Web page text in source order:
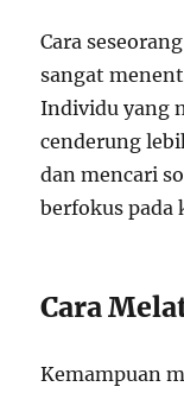
Cara
sangat
Individu yang
cenderung
dan mencari
berfokus pada
Cara
Kemampuan